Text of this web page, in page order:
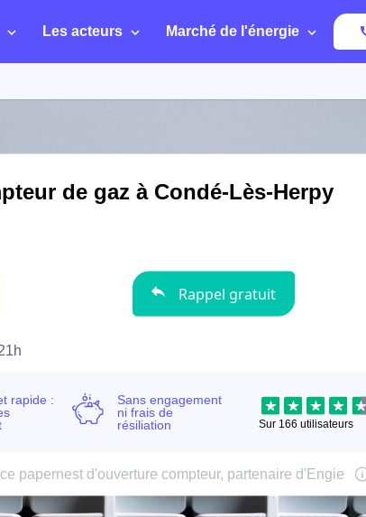
Les acteurs Marché de l'énergie